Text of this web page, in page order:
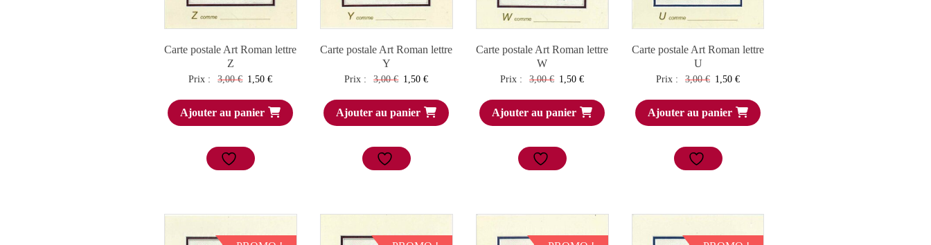
Carte postale Art Roman lettre
Z
Prix : 3,00€ Le
initial
3,00 €.
1,50€Le
actuel
Ajouter au panier
Carte postale Art Roman lettre
Y
Prix : 3,00€ Le
initial
3,00 €.
1,50€Le
actuel
Ajouter au panier
Carte postale Art Roman lettre
W
Prix : 3,00€ Le
initial
3,00 €.
1,50€Le
actuel
Ajouter au panier
Carte postale Art Roman lettre
U
Prix : 3,00€ Le
initial
3,00 €.
1,50€Le
actuel
Ajouter au panier